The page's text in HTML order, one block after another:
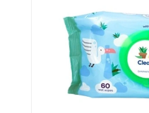
کت مردانه کاپشن و پافر مردانه
ژاکت و پلیور مردانه شلوار کتان مردانه